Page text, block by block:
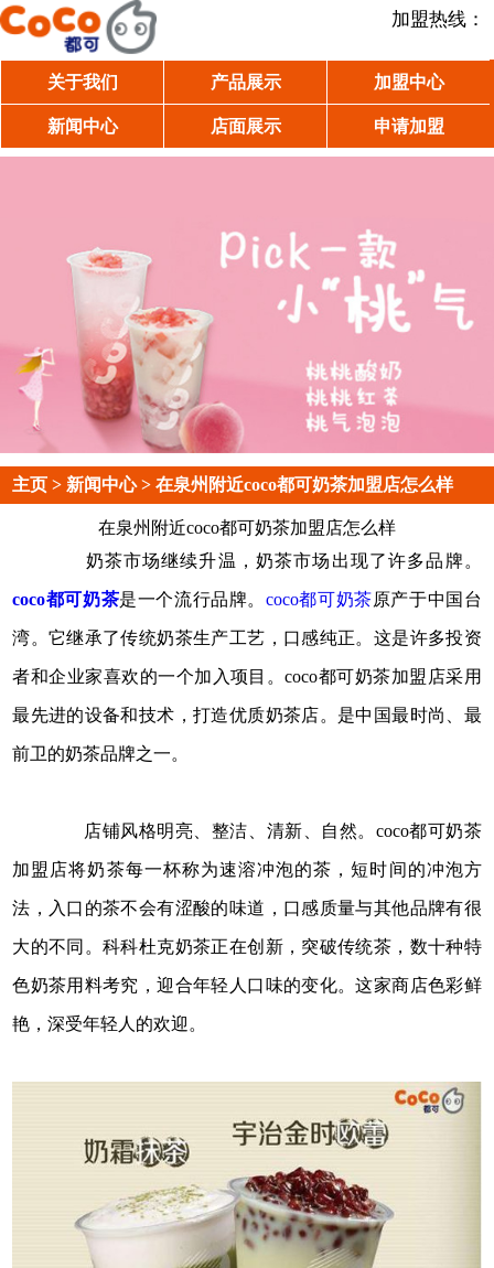
加盟热线：
关于我们 产品展示 加盟中心
新闻中心 店面展示 申请加盟
主页 > 新闻中心> 在泉州附近coco都可奶茶加盟店怎么样
在泉州附近coco都可奶茶加盟店怎么样
奶茶市场继续升温，奶茶市场出现了许多品牌。
coco都可奶茶是一个流行品牌。 coco都可奶茶原产于中国台
湾。它继承了传统奶茶生产工艺，口感纯正。这是许多投资
者和企业家喜欢的一个加入项目。coco都可奶茶加盟店采用
最先进的设备和技术，打造优质奶茶店。是中国最时尚、最
前卫的奶茶品牌之一。
店铺风格明亮、整洁、清新、自然。coco都可奶茶
加盟店将奶茶每一杯称为速溶冲泡的茶，短时间的冲泡方
法，入口的茶不会有涩酸的味道，口感质量与其他品牌有很
大的不同。科科杜克奶茶正在创新，突破传统茶，数十种特
色奶茶用料考究，迎合年轻人口味的变化。这家商店色彩鲜
艳，深受年轻人的欢迎。